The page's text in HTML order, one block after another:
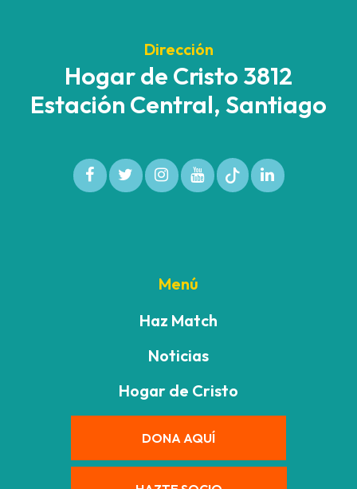
Dirección
Hogar de Cristo 3812
Estación Central, Santiago
Menú
Haz Match
Noticias
Hogar de Cristo
DONA AQUÍ